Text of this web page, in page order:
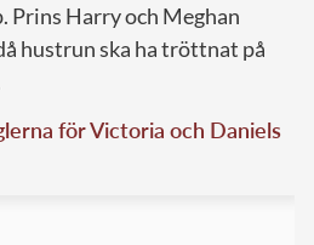
Prins Harry och Meghan
hustrun ska ha tröttnat på
för Victoria och Daniels